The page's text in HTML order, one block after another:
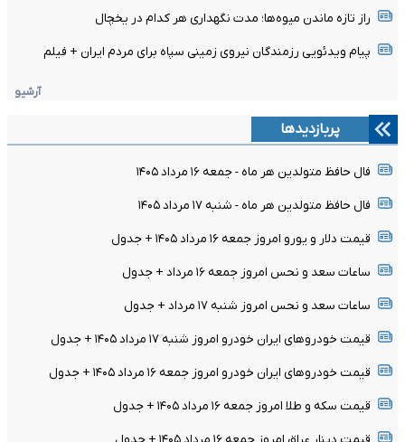
راز تازه ماندن میوه‌ها؛ مدت نگهداری هر کدام در یخچال
پیام ویدئویی رزمندگان نیروی زمینی سپاه برای مردم ایران + فیلم
آرشیو
پربازدیدها
فال حافظ متولدین هر ماه - جمعه ۱۶ مرداد ۱۴۰۵
فال حافظ متولدین هر ماه - شنبه ۱۷ مرداد ۱۴۰۵
قیمت دلار و یورو امروز جمعه ۱۶ مرداد ۱۴۰۵ + جدول
ساعات سعد و نحس امروز جمعه ۱۶ مرداد + جدول
ساعات سعد و نحس امروز شنبه ۱۷ مرداد + جدول
قیمت خودرو‌های ایران خودرو امروز شنبه ۱۷ مرداد ۱۴۰۵ + جدول
قیمت خودرو‌های ایران خودرو امروز جمعه ۱۶ مرداد ۱۴۰۵ + جدول
قیمت سکه و طلا امروز جمعه ۱۶ مرداد ۱۴۰۵ + جدول